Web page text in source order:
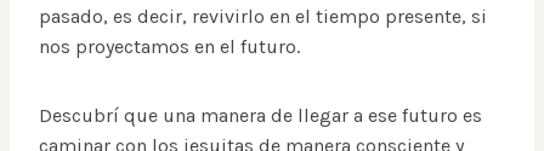
pasado, es decir, revivirlo en el tiempo presente, si
nos proyectamos en el futuro.
Descubrí que una manera de llegar a ese futuro es
caminar con los jesuitas de manera consciente y